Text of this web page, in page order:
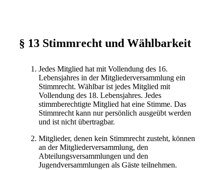
§ 13 Stimmrecht und Wählbarkeit
Jedes Mitglied hat mit Vollendung des 16.
Lebensjahres in der Mitgliederversammlung ein
Stimmrecht. Wählbar ist jedes Mitglied mit
Vollendung des 18. Lebensjahres. Jedes
stimmberechtigte Mitglied hat eine Stimme. Das
Stimmrecht kann nur persönlich ausgeübt werden
und ist nicht übertragbar.
Mitglieder, denen kein Stimmrecht zusteht, können
an der Mitgliederversammlung, den
Abteilungsversammlungen und den
Jugendversammlungen als Gäste teilnehmen.